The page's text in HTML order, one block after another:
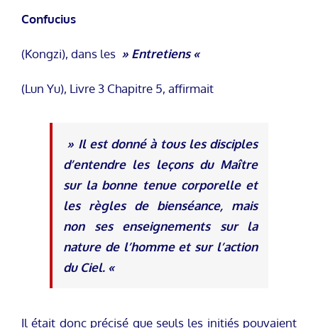
Confucius
(Kongzi), dans les » Entretiens «
(Lun Yu), Livre 3 Chapitre 5, affirmait
» Il est donné à tous les disciples
d’entendre les leçons du Maître
sur la bonne tenue corporelle et
les règles de bienséance, mais
non ses enseignements sur la
nature de l’homme et sur l’action
du Ciel. «
Il était donc précisé que seuls les initiés pouvaient